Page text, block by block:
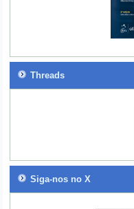
Threads
Siga-nos no X